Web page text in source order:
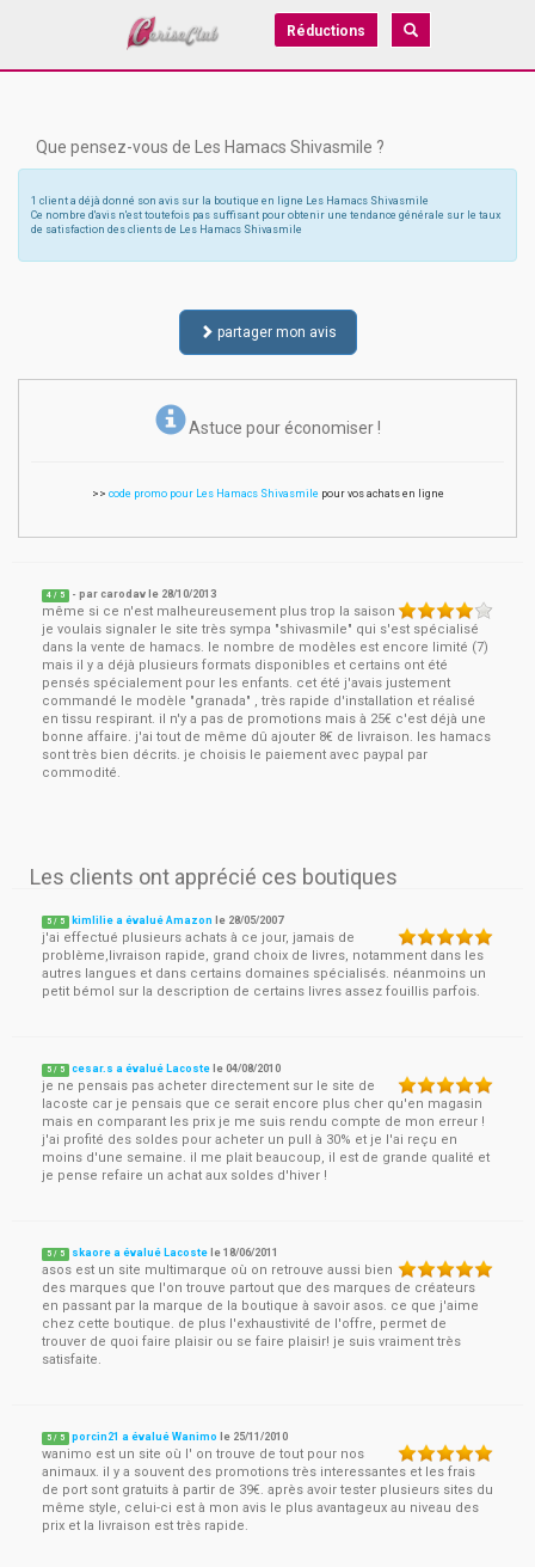
Réductions
Que pensez-vous de Les Hamacs Shivasmile ?
1 client a déjà donné son avis sur la boutique en ligne Les Hamacs Shivasmile
Ce nombre d'avis n'est toutefois pas suffisant pour obtenir une tendance générale sur le taux
de satisfaction des clients de Les Hamacs Shivasmile
partager mon avis
Astuce pour économiser !
>> code promo pour Les Hamacs Shivasmile pour vos achats en ligne
4 / 5 - parcarodav le 28/10/2013
même si ce n'est malheureusement plus trop la saison
je voulais signaler le site très sympa "shivasmile" qui s'est spécialisé
dans la vente de hamacs. le nombre de modèles est encore limité (7)
mais il y a déjà plusieurs formats disponibles et certains ont été
pensés spécialement pour les enfants. cet été j'avais justement
commandé le modèle "granada" , très rapide d'installation et réalisé
en tissu respirant. il n'y a pas de promotions mais à 25€ c'est déjà une
bonne affaire. j'ai tout de même dû ajouter 8€ de livraison. les hamacs
sont très bien décrits. je choisis le paiement avec paypal par
commodité.
Les clients ont apprécié ces boutiques
5 / 5 kimlilie a évalué Amazon le 28/05/2007
j'ai effectué plusieurs achats à ce jour, jamais de
problème,livraison rapide, grand choix de livres, notamment dans les
autres langues et dans certains domaines spécialisés. néanmoins un
petit bémol sur la description de certains livres assez fouillis parfois.
5 / 5 cesar.s a évalué Lacoste le04/08/2010
je ne pensais pas acheter directement sur le site de
lacoste car je pensais que ce serait encore plus cher qu'en magasin
mais en comparant les prix je me suis rendu compte de mon erreur !
j'ai profité des soldes pour acheter un pull à 30% et je l'ai reçu en
moins d'une semaine. il me plait beaucoup, il est de grande qualité et
je pense refaire un achat aux soldes d'hiver !
5 / 5 skaore a évalué Lacoste le18/06/2011
asos est un site multimarque où on retrouve aussi bien
des marques que l'on trouve partout que des marques de créateurs
en passant par la marque de la boutique à savoir asos. ce que j'aime
chez cette boutique. de plus l'exhaustivité de l'offre, permet de
trouver de quoi faire plaisir ou se faire plaisir! je suis vraiment très
satisfaite.
5 / 5 porcin21 a évalué Wanimo le 25/11/2010
wanimo est un site où l' on trouve de tout pour nos
animaux. il y a souvent des promotions très interessantes et les frais
de port sont gratuits à partir de 39€. après avoir tester plusieurs sites du
même style, celui-ci est à mon avis le plus avantageux au niveau des
prix et la livraison est très rapide.